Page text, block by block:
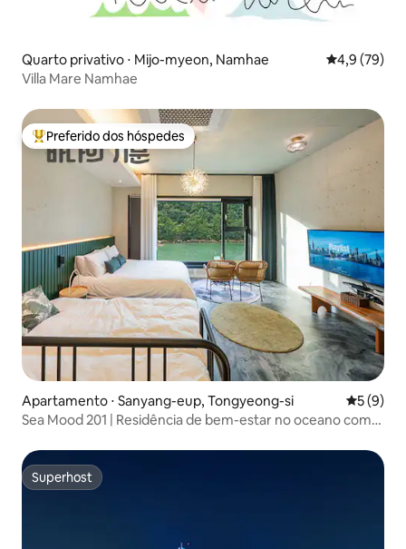
Quarto privativo ⋅ Mijo-myeon, Namhae 4,9 de uma
4,9 (79)
Villa Mare Namhae
Entre os melhores preferidos dos hóspedes
Preferido dos hóspedes
Apartamento ⋅ Sanyang-eup, Tongyeong-si 5 de
5 (9)
Sea Mood 201 | Residência de bem-estar no oceano como
Superhost
Superhost